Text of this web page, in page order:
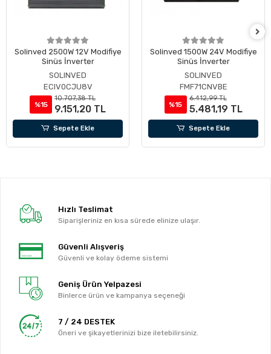
Solinved 2500W 12V Modifiye
Sinüs İnverter
SOLINVED
ECIV0CJU8V
%15
10.707,38 TL
9.151,20 TL
Sepete Ekle
Solinved 1500W 24V Modifiye
Sinüs İnverter
SOLINVED
FMF71CNVBE
%15
6.412,99 TL
5.481,19 TL
Sepete Ekle
Hızlı Teslimat
Siparişleriniz en kısa sürede elinize ulaşır.
Güvenli Alışveriş
Güvenli ve kolay ödeme sistemi
Geniş Ürün Yelpazesi
Binlerce ürün ve kampanya seçeneği
7 / 24 DESTEK
Öneri ve şikayetlerinizi bize iletebilirsiniz.